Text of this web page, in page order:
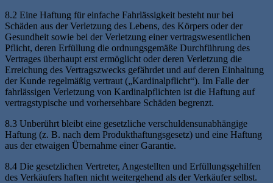
8.2 Eine Haftung für einfache Fahrlässigkeit besteht nur bei
Schäden aus der Verletzung des Lebens, des Körpers oder der
Gesundheit sowie bei der Verletzung einer vertragswesentlichen
Pflicht, deren Erfüllung die ordnungsgemäße Durchführung des
Vertrages überhaupt erst ermöglicht oder deren Verletzung die
Erreichung des Vertragszwecks gefährdet und auf deren Einhaltung
der Kunde regelmäßig vertraut („Kardinalpflicht“). Im Falle der
fahrlässigen Verletzung von Kardinalpflichten ist die Haftung auf
vertragstypische und vorhersehbare Schäden begrenzt.
8.3 Unberührt bleibt eine gesetzliche verschuldensunabhängige
Haftung (z. B. nach dem Produkthaftungsgesetz) und eine Haftung
aus der etwaigen Übernahme einer Garantie.
8.4 Die gesetzlichen Vertreter, Angestellten und Erfüllungsgehilfen
des Verkäufers haften nicht weitergehend als der Verkäufer selbst.